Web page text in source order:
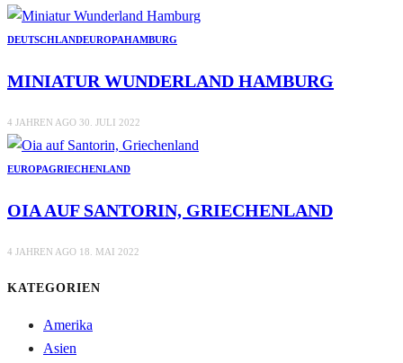
DEUTSCHLANDEUROPAHAMBURG
MINIATUR WUNDERLAND HAMBURG
4 JAHREN AGO 30. JULI 2022
EUROPAGRIECHENLAND
OIA AUF SANTORIN, GRIECHENLAND
4 JAHREN AGO 18. MAI 2022
KATEGORIEN
Amerika
Asien